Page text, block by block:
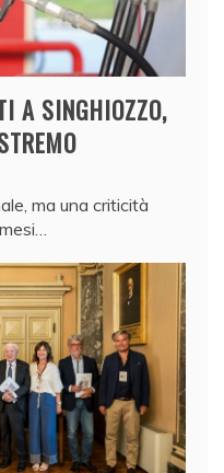
A SINGHIOZZO,
ma una criticità